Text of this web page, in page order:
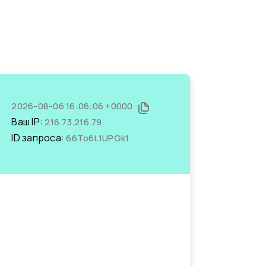
2026-08-06 16:06:06 +0000
Ваш IP:216.73.216.79
ID запроса:66To6L1UPGk1